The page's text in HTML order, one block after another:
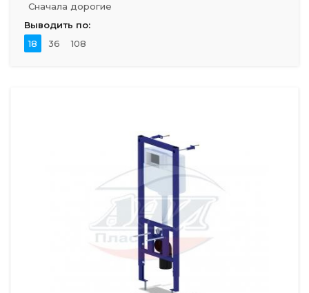
Сначала дорогие
Выводить по:
18
36 108